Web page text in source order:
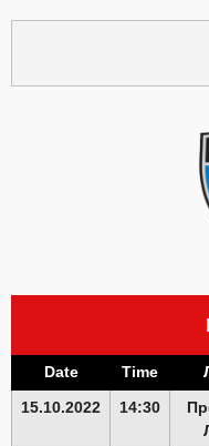
Date Time
15.10.2022
14:30